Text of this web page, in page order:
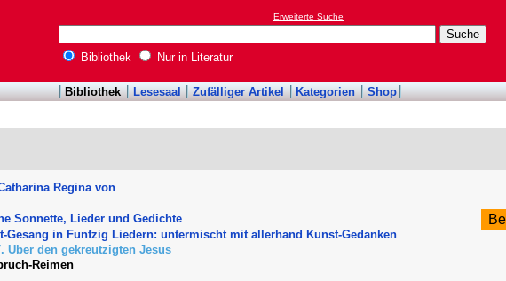
Erweiterte Suche
Bibliothek Nur in Literatur
Bibliothek Lesesaal Zufälliger Artikel Kategorien Shop
Regina von
Sonnette, Lieder und Gedichte
Gesang in Funfzig Liedern: untermischt mit allerhand Kunst-Gedanken
Uber den gekreutzigten Jesus
Reimen